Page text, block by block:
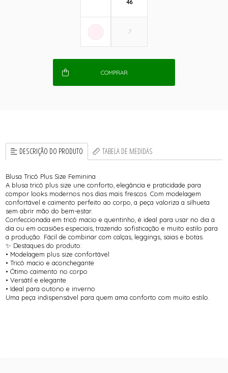
46
COMPRAR
DESCRIÇÃO DO PRODUTO TABELA DE MEDIDAS
Blusa Tricô Plus Size Feminina
A blusa tricô plus size une conforto, elegância e praticidade para
compor looks modernos nos dias mais frescos. Com modelagem
confortável e caimento perfeito ao corpo, a peça valoriza a silhueta
sem abrir mão do bem-estar.
Confeccionada em tricô macio e quentinho, é ideal para usar no dia a
dia ou em ocasiões especiais, trazendo sofisticação e muito estilo para
a produção. Fácil de combinar com calças, leggings, saias e botas.
✨ Destaques do produto:
• Modelagem plus size confortável
• Tricô macio e aconchegante
• Ótimo caimento no corpo
• Versátil e elegante
• Ideal para outono e inverno
Uma peça indispensável para quem ama conforto com muito estilo.